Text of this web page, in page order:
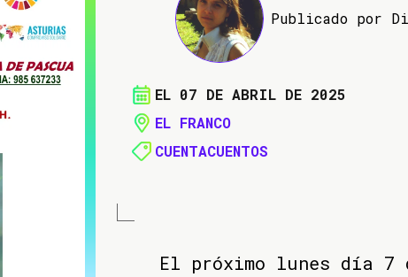
Publicado por
EL 07 DE ABRIL DE 2025
EL FRANCO
CUENTACUENTOS
El próximo lunes día